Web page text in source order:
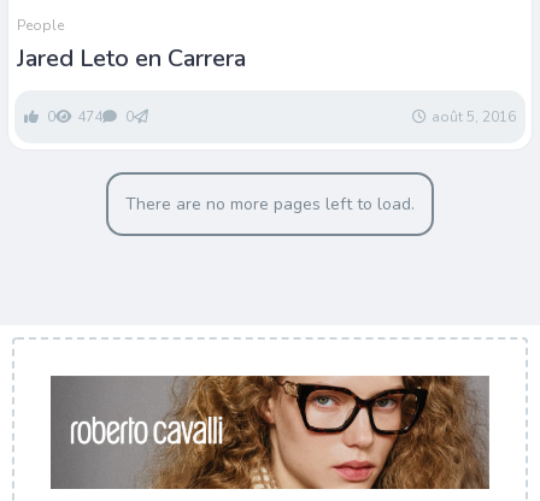
People
Jared Leto en Carrera
0 474 0 août 5, 2016
There are no more pages left to load.